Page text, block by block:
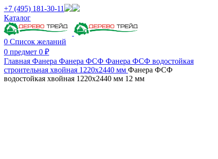
+7 (495) 181-30-11
Каталог
0 Список желаний
0 предмет 0 ₽
Главная Фанера Фанера ФСФ Фанера ФСФ водостойкая
строительная хвойная 1220х2440 мм Фанера ФСФ
водостойкая хвойная 1220х2440 мм 12 мм